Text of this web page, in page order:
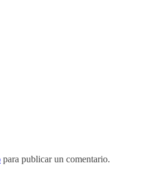
para publicar un comentario.